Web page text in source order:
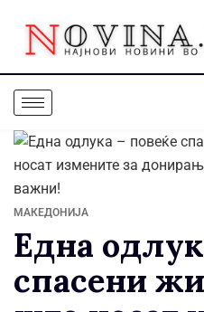
МАКЕДОНИЈА
Една
спасени